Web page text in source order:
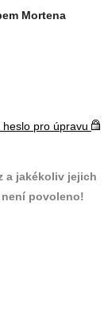
Mortena
heslo pro úpravu
a jakékoliv jejich
povoleno!